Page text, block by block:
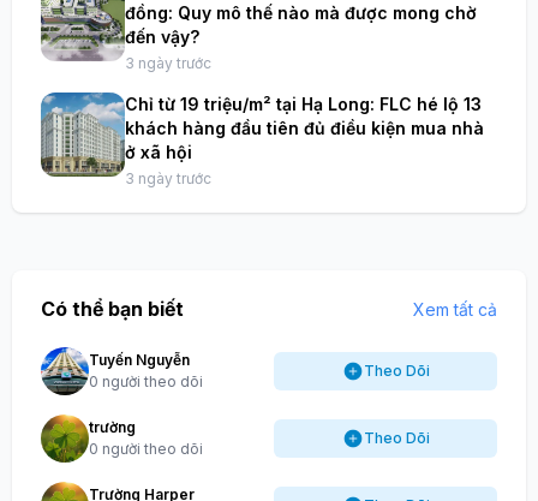
đồng: Quy mô thế nào mà được mong chờ
đến vậy?
3 ngày trước
Chỉ từ 19 triệu/m² tại Hạ Long: FLC hé lộ 13
khách hàng đầu tiên đủ điều kiện mua nhà
ở xã hội
3 ngày trước
Có thể bạn biết Xem tất cả
Tuyến Nguyễn
0 người theo dõi
Theo Dõi
trường
0 người theo dõi
Theo Dõi
Trường Harper